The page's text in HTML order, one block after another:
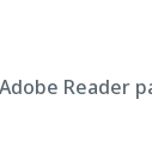
Reader